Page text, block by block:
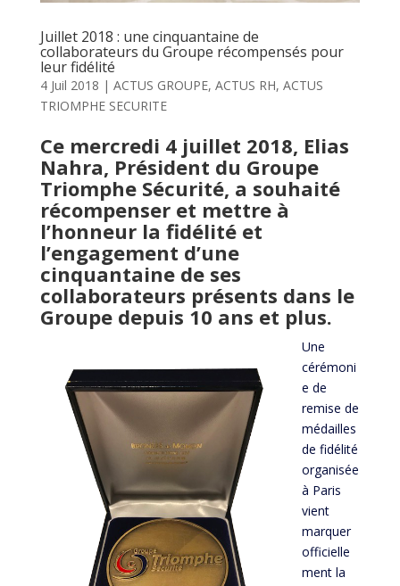
Juillet 2018 : une cinquantaine de
collaborateurs du Groupe récompensés pour
leur fidélité
4 Juil 2018 | ACTUS GROUPE, ACTUS RH, ACTUS
TRIOMPHE SECURITE
Ce mercredi 4 juillet 2018, Elias
Nahra, Président du Groupe
Triomphe Sécurité, a souhaité
récompenser et mettre à
l’honneur la fidélité et
l’engagement d’une
cinquantaine de ses
collaborateurs présents dans le
Groupe depuis 10 ans et plus.
Une
cérémoni
e de
remise de
médailles
de fidélité
organisée
à Paris
vient
marquer
officielle
ment la